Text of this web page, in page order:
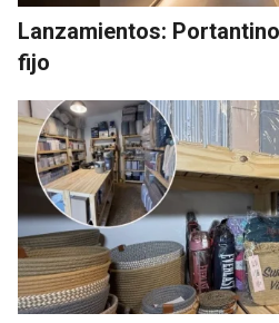
Lanzamientos:
fijo